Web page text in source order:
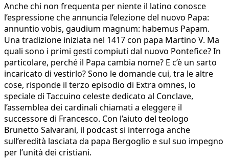
Anche chi non frequenta per niente il latino conosce
l’espressione che annuncia l’elezione del nuovo Papa:
annuntio vobis, gaudium magnum: habemus Papam.
Una tradizione iniziata nel 1417 con papa Martino V. Ma
quali sono i primi gesti compiuti dal nuovo Pontefice? In
particolare, perché il Papa cambia nome? E c’è un sarto
incaricato di vestirlo? Sono le domande cui, tra le altre
cose, risponde il terzo episodio di Extra omnes, lo
speciale di Taccuino celeste dedicato al Conclave,
l’assemblea dei cardinali chiamati a eleggere il
successore di Francesco. Con l’aiuto del teologo
Brunetto Salvarani, il podcast si interroga anche
sull’eredità lasciata da papa Bergoglio e sul suo impegno
per l’unità dei cristiani.